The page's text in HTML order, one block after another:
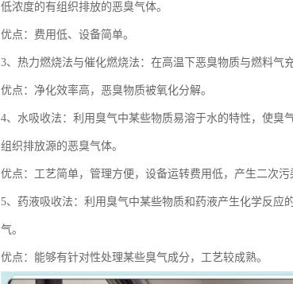
低浓度的有组织排放的恶臭气体。
优点：费用低、设备简单。
3、热力燃烧法与催化燃烧法：在高温下恶臭物质与燃料气
优点：净化效率高，恶臭物质被氧化分解。
4、水吸收法：利用臭气中某些物质易溶于水的特性，使臭
组织排放源的恶臭气体。
优点：工艺简单，管理方便，设备运转费用低，产生二次污
5、药液吸收法：利用臭气中某些物质和药液产生化学反应
气。
优点：能够有针对性处理某些臭气成分，工艺较成熟。